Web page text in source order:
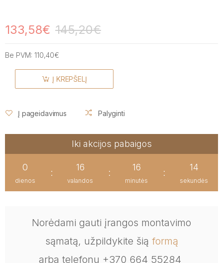
133,58€ 145,20€
Be PVM: 110,40€
Į KREPŠELĮ
Į pageidavimus Palyginti
Iki akcijos pabaigos
0
dienos
:
16
valandos
:
16
minutės
:
13
sekundės
Norėdami gauti įrangos montavimo
sąmatą, užpildykite šią formą
arba telefonu +370 664 55284